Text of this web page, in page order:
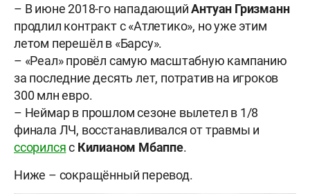
– В июне 2018-го нападающийАнтуан Гризманн
продлил контракт с «Атлетико», но уже этим
летом перешёл в «Барсу».
– «Реал» провёл самую масштабную кампанию
за последние десять лет, потратив на игроков
300 млн евро.
– Неймар в прошлом сезоне вылетел в 1/8
финала ЛЧ, восстанавливался от травмы и
ссорилсяс Килианом Мбаппе.
Ниже – сокращённый перевод.